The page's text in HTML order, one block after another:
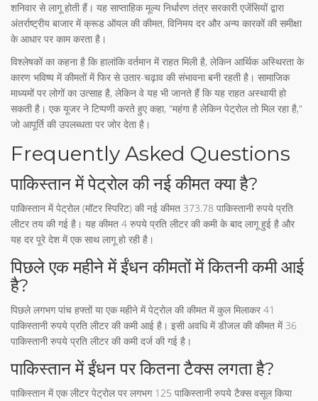
शनिवार से लागू होती हैं। यह साप्ताहिक मूल्य निर्धारण तंत्र सरकारी एजेंसियों द्वारा
अंतर्राष्ट्रीय बाजार में क्रूड ऑयल की कीमत, विनिमय दर और अन्य कारकों की समीक्षा
के आधार पर काम करता है।
विश्लेषकों का कहना है कि हालांकि वर्तमान में राहत मिली है, लेकिन आर्थिक अस्थिरता के
कारण भविष्य में कीमतों में फिर से उतार-चढ़ाव की संभावना बनी रहती है। सामाजिक
माध्यमों पर लोगों का उत्साह है, लेकिन वे यह भी जानते हैं कि यह राहत अस्थायी हो
सकती है। एक यूजर ने टिप्पणी करते हुए कहा, "महंगा है लेकिन पेट्रोल तो मिल रहा है,"
जो आपूर्ति की उपलब्धता पर जोर देता है।
Frequently Asked Questions
पाकिस्तान में पेट्रोल की नई कीमत क्या है?
पाकिस्तान में पेट्रोल (मॉटर स्पिरिट) की नई कीमत 373.78 पाकिस्तानी रुपये प्रति
लीटर तय की गई है। यह कीमत 4 रुपये प्रति लीटर की कमी के बाद लागू हुई है और
यह दर पूरे देश में एक साथ लागू हो रही है।
पिछले एक महीने में ईंधन कीमतों में कितनी कमी आई
है?
पिछले लगभग पांच हफ्तों या एक महीने में पेट्रोल की कीमत में कुल मिलाकर 41
पाकिस्तानी रुपये प्रति लीटर की कमी आई है। इसी अवधि में डीजल की कीमत में 36
पाकिस्तानी रुपये प्रति लीटर की कमी दर्ज की गई है।
पाकिस्तान में ईंधन पर कितना टैक्स लगता है?
पाकिस्तान में एक लीटर पेट्रोल पर लगभग 125 पाकिस्तानी रुपये टैक्स वसूल किया